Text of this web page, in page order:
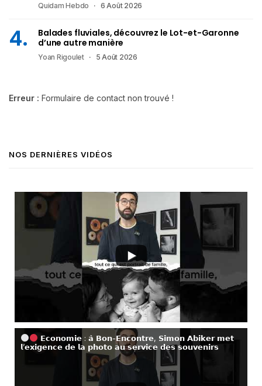
Quidam Hebdo 6 Août 2026
Balades fluviales, découvrez le Lot-et-Garonne
d’une autre manière
Yoan Rigoulet 5 Août 2026
Erreur : Formulaire de contact non trouvé !
NOS DERNIÈRES VIDÉOS
𝗘𝗰𝗼𝗻𝗼𝗺𝗶𝗲 : 𝗮̀ 𝗕𝗼𝗻-𝗘𝗻𝗰𝗼𝗻𝘁𝗿𝗲, 𝗦𝗶𝗺𝗼𝗻 𝗔𝗯𝗶𝗸𝗲𝗿 𝗺𝗲𝘁
𝗹’𝗲𝘅𝗶𝗴𝗲𝗻𝗰𝗲 𝗱𝗲 𝗹𝗮 𝗽𝗵𝗼𝘁𝗼 𝗮𝘂 𝘀𝗲𝗿𝘃𝗶𝗰𝗲 𝗱𝗲𝘀 𝘀𝗼𝘂𝘃𝗲𝗻𝗶𝗿𝘀